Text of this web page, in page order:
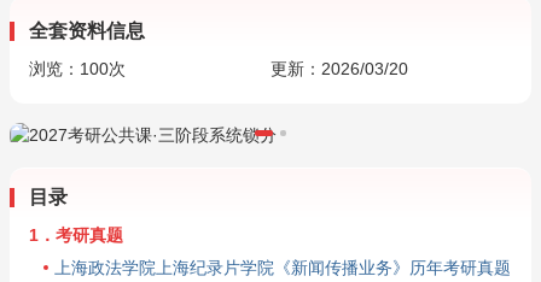
全套资料信息
浏览： 100次 更新：2026/03/20
目录
1．考研真题
上海政法学院上海纪录片学院《新闻传播业务》历年考研真题